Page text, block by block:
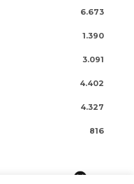
6.673
1.390
3.091
4.402
4.327
816